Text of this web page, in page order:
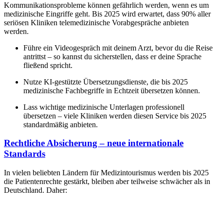
Kommunikationsprobleme können gefährlich werden, wenn es um
medizinische Eingriffe geht. Bis 2025 wird erwartet, dass 90% aller
seriösen Kliniken telemedizinische Vorabgespräche anbieten
werden.
Führe ein Videogespräch mit deinem Arzt, bevor du die Reise
antrittst – so kannst du sicherstellen, dass er deine Sprache
fließend spricht.
Nutze KI-gestützte Übersetzungsdienste, die bis 2025
medizinische Fachbegriffe in Echtzeit übersetzen können.
Lass wichtige medizinische Unterlagen professionell
übersetzen – viele Kliniken werden diesen Service bis 2025
standardmäßig anbieten.
Rechtliche Absicherung – neue internationale
Standards
In vielen beliebten Ländern für Medizintourismus werden bis 2025
die Patientenrechte gestärkt, bleiben aber teilweise schwächer als in
Deutschland. Daher: